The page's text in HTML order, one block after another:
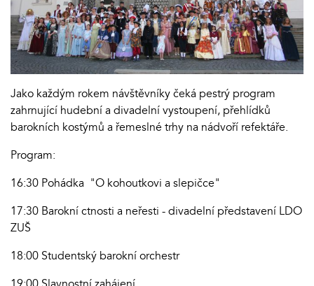
Jako každým rokem návštěvníky čeká pestrý program
zahrnující hudební a divadelní vystoupení, přehlídků
barokních kostýmů a řemeslné trhy na nádvoří refektáře.
Program:
16:30 Pohádka "O kohoutkovi a slepičce"
17:30 Barokní ctnosti a neřesti - divadelní představení LDO
ZUŠ
18:00 Studentský barokní orchestr